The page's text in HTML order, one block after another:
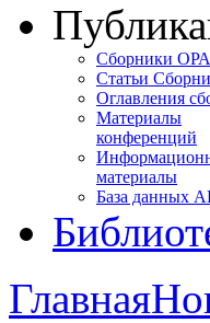
Сборники
Статьи
Оглавления
Материалы
конференций
материалы
База данных
Главная